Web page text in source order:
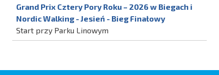
Grand Prix Cztery Pory Roku – 2026 w Biegach i
Nordic Walking - Jesień - Bieg Finałowy
Start przy Parku Linowym